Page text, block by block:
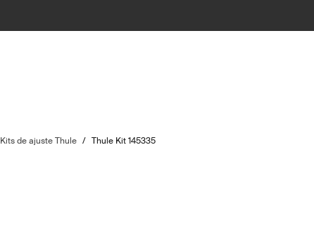
Kits de ajuste Thule / Thule Kit 145335